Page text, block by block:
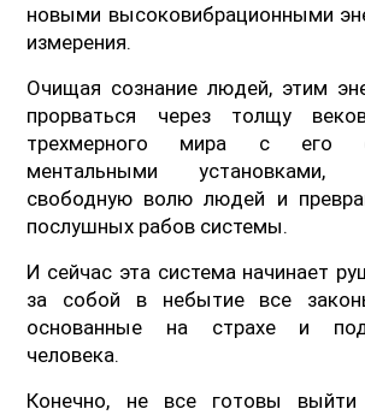
новыми высоковибрационными
измерения.
Очищая сознание людей, этим
прорваться через толщу
трехмерного мира с его
ментальными установками,
свободную волю людей и
послушных рабов системы.
И сейчас эта система начинает
за собой в небытие все
основанные на страхе и
человека.
Конечно, не все готовы выйти